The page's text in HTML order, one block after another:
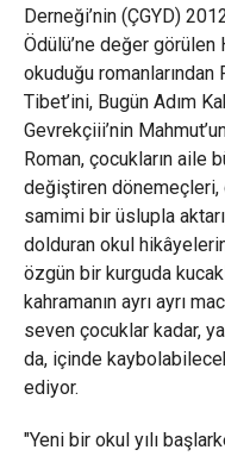
Derneği’nin (ÇGYD)
Ödülü’ne değer görülen
okuduğu
Tibet’ini, Bugün Adım
Gevrekçiii’nin
Roman, çocukların aile
değiştiren dönemeçleri,
samimi bir üslupla
dolduran okul
özgün bir kurguda
kahramanın ayrı ayrı
seven çocuklar kadar,
da, içinde
ediyor.
"Yeni bir okul yılı